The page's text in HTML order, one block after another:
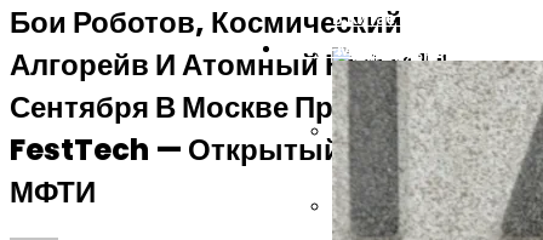
В Китае Пройдёт
Energizer Выходит На
AMD Отложила Запуск
АВТО-МОТО
Бои Роботов, Космический
Алгорейв И Атомный Кофе: 14
Сентября В Москве Пройдёт
FestTech — Открытый Фестиваль
МФТИ